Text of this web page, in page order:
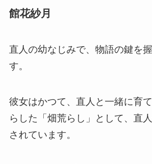
館花紗月
直人の幼なじみで、物語の鍵を
す。
彼女はかつて、直人と一緒に育
らした「畑荒らし」として、直
されています。